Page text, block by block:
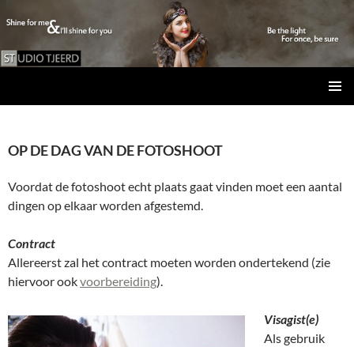
INHOUD
OP DE DAG VAN DE FOTOSHOOT
Voordat de fotoshoot echt plaats gaat vinden moet een aantal
dingen op elkaar worden afgestemd.
Contract
Allereerst zal het contract moeten worden ondertekend (zie
hiervoor ookvoorbereiding).
Visagist(e)
Als gebruik